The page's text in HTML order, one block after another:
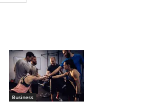
Business